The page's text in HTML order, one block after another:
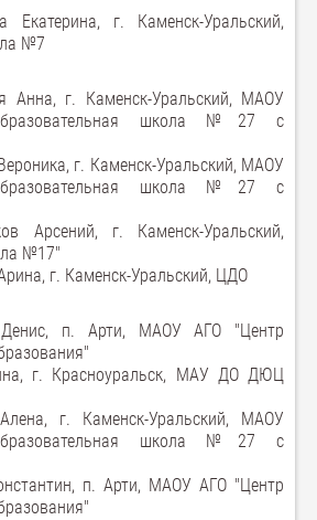
Екатерина, г. Каменск-Уральский,
№7
Анна, г. Каменск-Уральский, МАОУ
школа №27 с
г. Каменск-Уральский, МАОУ
школа №27 с
Арсений, г. Каменск-Уральский,
№17"
г. Каменск-Уральский, ЦДО
п. Арти, МАОУ АГО "Центр
г. Красноуральск, МАУ ДО ДЮЦ
г. Каменск-Уральский, МАОУ
школа №27 с
п. Арти, МАОУ АГО "Центр